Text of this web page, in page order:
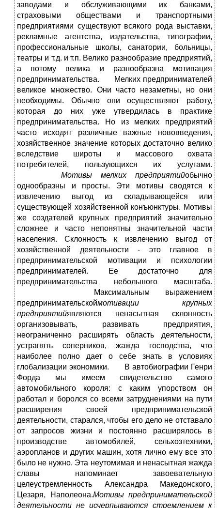
заводами и обслуживающими их банками,
страховыми обществами и транспортными
предприятиями существуют всякого рода выставки,
рекламные агентства, издательства, типографии,
профессиональные школы, санатории, больницы,
театры и т.д. и т.п. Велико разнообразие предприятий,
а потому велика и разнообразна мотивация
предпринимательства. Мелких предпринимателей
великое множество. Они часто незаметны, но они
необходимы. Обычно они осуществляют работу,
которая до них уже утвердилась в практике
предпринимательства. Но из мелких предприятий
часто исходят различные важные нововведения,
хозяйственное значение которых достаточно велико
вследствие широты и массового охвата
потребителей, пользующихся их услугами.
Мотивы мелких предприятийобычно
однообразны и просты. Эти мотивы сводятся к
извлечению выгод из складывающейся или
существующей хозяйственной конъюнктуры. Мотивы
же создателей крупных предприятий значительно
сложнее и часто непонятны значительной части
населения. Склонность к извлечению выгод от
хозяйственной деятельности - это главное в
предпринимательской мотивации и психологии
предпринимателей. Ее достаточно для
предпринимательства небольшого масштаба.
Максимальным выражением
предпринимательскоймотивации крупных
предприятийявляются ненасытная склонность
организовывать, развивать предприятия,
неограниченно расширять область деятельности,
устранять соперников, жажда господства, что
наиболее полно дает о себе знать в условиях
глобализации экономики. В автобиографии Генри
Форда мы имеем свидетельство самого
автомобильного короля: с каким упорством он
работал и боролся со всеми затруднениями на пути
расширения своей предпринимательской
деятельности, старался, чтобы его дело не отставало
от запросов жизни и постоянно расширялось в
производстве автомобилей, сельхозтехники,
аэропланов и других машин, хотя лично ему все это
было не нужно. Эта неутомимая и ненасытная жажда
славы напоминает завоевательную
целеустремленность Александра Македонского,
Цезаря, Наполеона.Мотивы предпринимательской
деятельности не исчерпываются стремлением к